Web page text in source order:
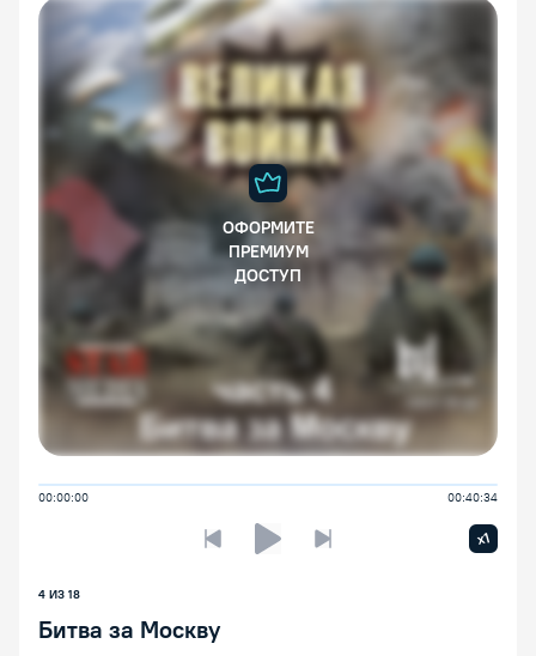
ОФОРМИТЕ
ПРЕМИУМ
ДОСТУП
00:00:00 00:40:34
Предыдущая лекция
x1
4 ИЗ 18
Битва за Москву